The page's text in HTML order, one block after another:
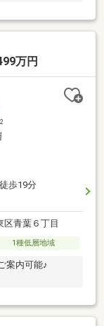
万円
2
歩19分
区青葉６丁目
1種低層地域
案内可能♪